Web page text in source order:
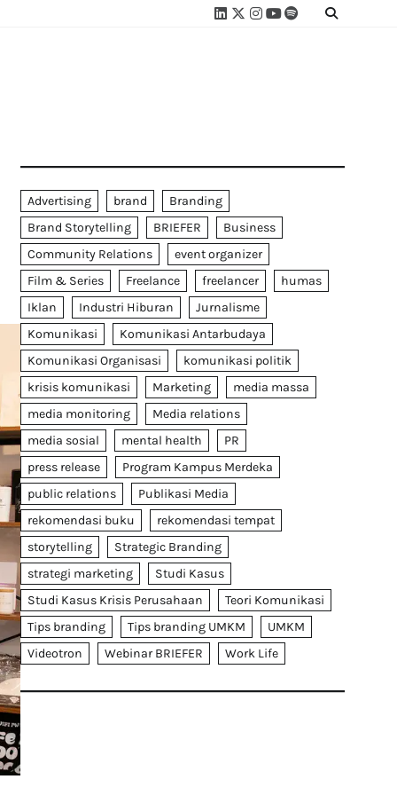
Linkedin
Twitter
Instagram
Youtube
SpotifyLinktree
Advertising brand
Branding
Brand Storytelling
BRIEFER
Business
Community Relations
event organizer
Film & Series
Freelance freelancer
humas
Iklan
Industri Hiburan
Jurnalisme
Komunikasi
Komunikasi Antarbudaya
Komunikasi Organisasi
komunikasi politik
krisis komunikasi
Marketing
media massa
media monitoring
Media relations
media sosial
mental health
PR
press release
Program Kampus Merdeka
public relations
Publikasi Media
rekomendasi buku
rekomendasi tempat
storytelling
Strategic Branding
strategi marketing
Studi Kasus
Studi Kasus Krisis Perusahaan
Teori Komunikasi
Tips branding
Tips branding UMKM
UMKM
Videotron
Webinar BRIEFER Work Life